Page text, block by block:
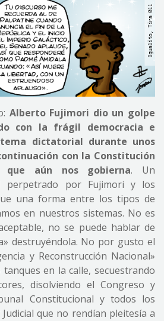
Alberto Fujimori dio un golpe
con la frágil democracia e
dictatorial durante unos
con la Constitución
que aún nos gobierna. Un
perpetrado por Fujimori y los
una forma entre los tipos de
en nuestros sistemas. No es
no se puede hablar de
destruyéndola. No por gusto el
y Reconstrucción Nacional»
en la calle, secuestrando
disolviendo el Congreso y
Constitucional y todos los
que no rendían pleitesía a